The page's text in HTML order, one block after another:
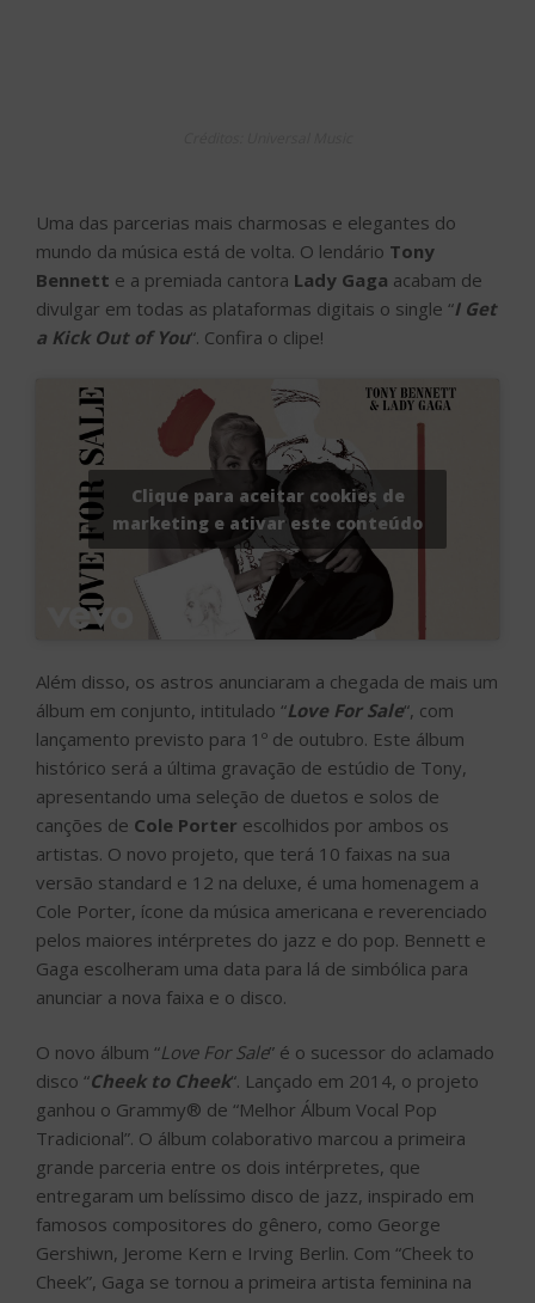
Clique para aceitar cookies de
marketing e ativar este conteúdo
Além disso, os astros anunciaram a chegada de mais um
álbum em conjunto, intitulado “Love For Sale
lançamento previsto para 1º de outubro. ​​Este álbum
histórico será a última gravação de estúdio de Tony,
apresentando uma seleção de duetos e solos de
canções de
Cole Porterescolhidos por ambos os
artistas. O novo projeto, que terá 10 faixas na sua
versão standard e 12 na deluxe, é uma homenagem a
pelos maiores intérpretes do jazz e do pop. Bennett e
Gaga escolheram uma data para lá de simbólica para
anunciar a nova faixa e o disco.
O novo álbum “Love For Sale” é o sucessor do aclamado
disco “Cheek to Cheek“. Lançado em 2014, o projeto
ganhou o Grammy® de “Melhor Álbum Vocal Pop
Tradicional”. O álbum colaborativo marcou a primeira
grande parceria entre os dois intérpretes, que
entregaram um belíssimo disco de jazz, inspirado em
famosos compositores do gênero, como George
Gershiwn, Jerome Kern e Irving Berlin. Com “Cheek to
década de 2010 a ter três álbuns número um, enquanto
Bennett estendeu seu recorde como a pessoa mais
velha a alcançar a mais alta posição nos charts. A
parceria profissional deu tão certo que os dois deram
início a uma bela relação de amizade e companheirismo
além dos estúdios e dos palcos.
O novo projeto de Bennett e Gaga, “Love For Sale”, é
uma verdadeira e profunda homenagem ao jazz, essa